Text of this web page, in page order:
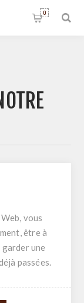
0
vous
être à
une
passées.